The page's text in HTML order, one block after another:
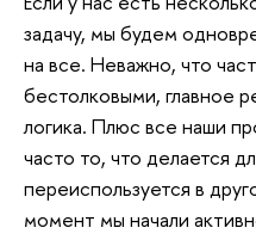
задачу, мы будем
на все. Неважно, что
бестолковыми, главное
логика. Плюс все наши
часто то, что делается
переиспользуется в
момент мы начали